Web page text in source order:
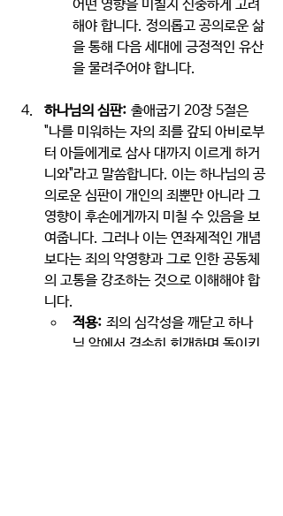
어떤 영향을 미칠지 신중하게 고려
해야 합니다. 정의롭고 공의로운 삶
을 통해 다음 세대에 긍정적인 유산
을 물려주어야 합니다.
하나님의 심판: 출애굽기 20장 5절은
"나를 미워하는 자의 죄를 갚되 아비로부
터 아들에게로 삼사 대까지 이르게 하거
니와"라고 말씀합니다. 이는 하나님의 공
의로운 심판이 개인의 죄뿐만 아니라 그
영향이 후손에게까지 미칠 수 있음을 보
여줍니다. 그러나 이는 연좌제적인 개념
보다는 죄의 악영향과 그로 인한 공동체
의 고통을 강조하는 것으로 이해해야 합
니다.
적용: 죄의 심각성을 깨닫고 하나
님 앞에서 겸손히 회개하며 돌이키